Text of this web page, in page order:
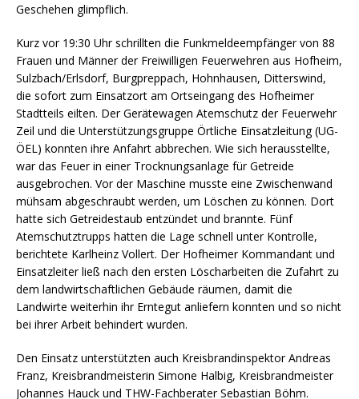
Geschehen glimpflich.
Kurz vor 19:30 Uhr schrillten die Funkmeldeempfänger von 88
Frauen und Männer der Freiwilligen Feuerwehren aus Hofheim,
Sulzbach/Erlsdorf, Burgpreppach, Hohnhausen, Ditterswind,
die sofort zum Einsatzort am Ortseingang des Hofheimer
Stadtteils eilten. Der Gerätewagen Atemschutz der Feuerwehr
Zeil und die Unterstützungsgruppe Örtliche Einsatzleitung (UG-
ÖEL) konnten ihre Anfahrt abbrechen. Wie sich herausstellte,
war das Feuer in einer Trocknungsanlage für Getreide
ausgebrochen. Vor der Maschine musste eine Zwischenwand
mühsam abgeschraubt werden, um Löschen zu können. Dort
hatte sich Getreidestaub entzündet und brannte. Fünf
Atemschutztrupps hatten die Lage schnell unter Kontrolle,
berichtete Karlheinz Vollert. Der Hofheimer Kommandant und
Einsatzleiter ließ nach den ersten Löscharbeiten die Zufahrt zu
dem landwirtschaftlichen Gebäude räumen, damit die
Landwirte weiterhin ihr Erntegut anliefern konnten und so nicht
bei ihrer Arbeit behindert wurden.
Den Einsatz unterstützten auch Kreisbrandinspektor Andreas
Franz, Kreisbrandmeisterin Simone Halbig, Kreisbrandmeister
Johannes Hauck und THW-Fachberater Sebastian Böhm.